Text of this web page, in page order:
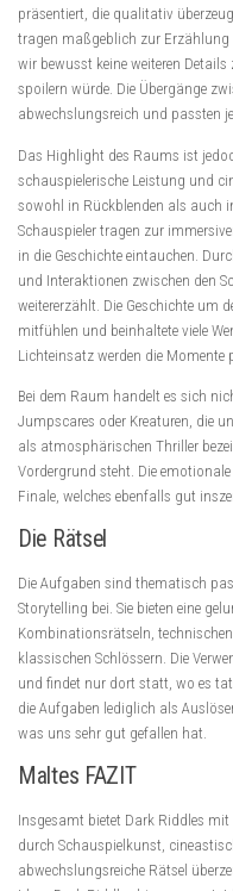
präsentiert, die qualitativ
tragen maßgeblich zur Erzählung
wir bewusst keine weiteren
spoilern würde. Die Übergänge
abwechslungsreich und passten
Das Highlight des Raums ist
schauspielerische Leistung und
sowohl in Rückblenden als auch
Schauspieler tragen zur
in die Geschichte eintauchen.
und Interaktionen zwischen den
weitererzählt. Die Geschichte um
mitfühlen und beinhaltete viele
Lichteinsatz werden die Momente
Bei dem Raum handelt es sich
Jumpscares oder Kreaturen, die
als atmosphärischen Thriller
Vordergrund steht. Die
Finale, welches ebenfalls gut
Die Rätsel
Die Aufgaben sind thematisch
Storytelling bei. Sie bieten eine
Kombinationsrätseln,
klassischen Schlössern. Die
und findet nur dort statt, wo es
die Aufgaben lediglich als
was uns sehr gut gefallen hat.
Maltes FAZIT
Insgesamt bietet Dark Riddles mit
durch Schauspielkunst,
abwechslungsreiche Rätsel